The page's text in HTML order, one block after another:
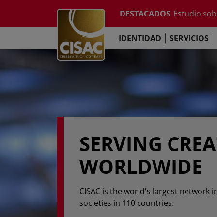
DESTACADOS Estudio
El
Informe
Informe
El
LinkedinYoutubeInstagramFacebookTikTok
IDENTIDAD SERVICIOS
SERVING
WORLDWIDE
CISAC is the world's largest network
societies in 110 countries.